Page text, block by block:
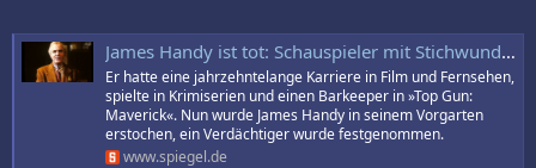
James Handy ist tot: Schauspieler mit Stichwunde im Vorgarten gefunden
Er hatte eine jahrzehntelange Karriere in Film und Fernsehen,
spielte in Krimiserien und einen Barkeeper in »Top Gun:
Maverick«. Nun wurde James Handy in seinem Vorgarten
erstochen, ein Verdächtiger wurde festgenommen.
www.spiegel.de